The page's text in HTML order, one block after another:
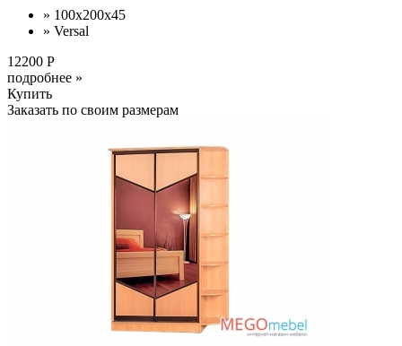
» 100х200х45
» Versal
12200 Р
подробнее »
Купить
Заказать по своим размерам